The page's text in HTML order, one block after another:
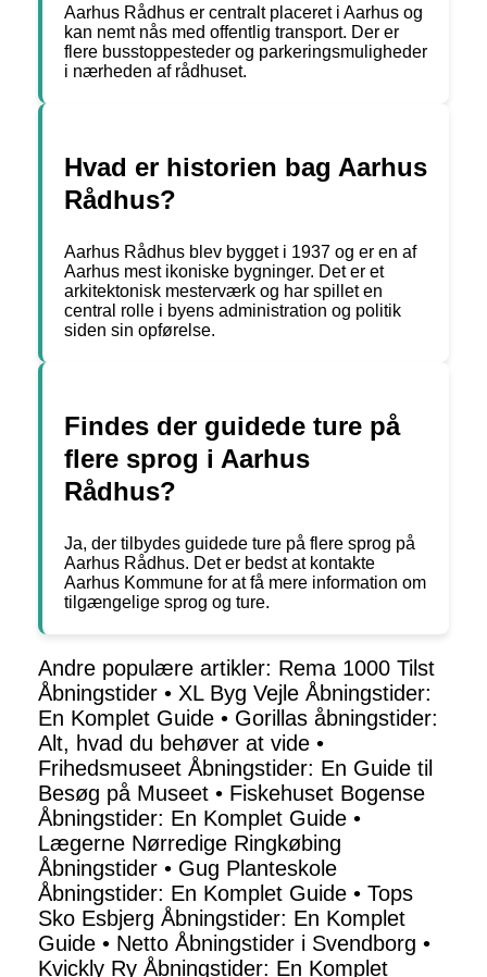
Aarhus Rådhus er centralt placeret i Aarhus og
kan nemt nås med offentlig transport. Der er
flere busstoppesteder og parkeringsmuligheder
i nærheden af ​​rådhuset.
Hvad er historien bag Aarhus
Rådhus?
Aarhus Rådhus blev bygget i 1937 og er en af
Aarhus mest ikoniske bygninger. Det er et
arkitektonisk mesterværk og har spillet en
central rolle i byens administration og politik
siden sin opførelse.
Findes der guidede ture på
flere sprog i Aarhus
Rådhus?
Ja, der tilbydes guidede ture på flere sprog på
Aarhus Rådhus. Det er bedst at kontakte
Aarhus Kommune for at få mere information om
tilgængelige sprog og ture.
Andre populære artikler: Rema 1000 Tilst
Åbningstider • XL Byg Vejle Åbningstider:
En Komplet Guide • Gorillas åbningstider:
Alt, hvad du behøver at vide •
Frihedsmuseet Åbningstider: En Guide til
Besøg på Museet • Fiskehuset Bogense
Åbningstider: En Komplet Guide •
Lægerne Nørredige Ringkøbing
Åbningstider • Gug Planteskole
Åbningstider: En Komplet Guide • Tops
Sko Esbjerg Åbningstider: En Komplet
Guide • Netto Åbningstider i Svendborg •
Kvickly Ry Åbningstider: En Komplet